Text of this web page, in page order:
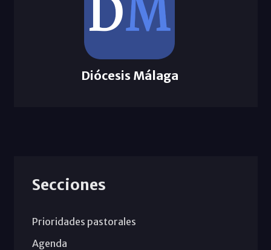
Diócesis Málaga
Secciones
Prioridades pastorales
Agenda